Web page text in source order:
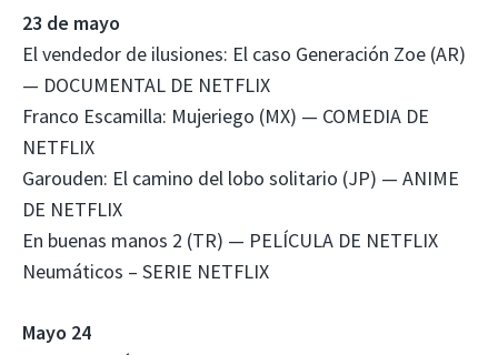
23 de mayo
El vendedor de ilusiones: El caso Generación Zoe (AR)
— DOCUMENTAL DE NETFLIX
Franco Escamilla: Mujeriego (MX) — COMEDIA DE
NETFLIX
Garouden: El camino del lobo solitario (JP) — ANIME
DE NETFLIX
En buenas manos 2 (TR) — PELÍCULA DE NETFLIX
Neumáticos – SERIE NETFLIX
Mayo 24